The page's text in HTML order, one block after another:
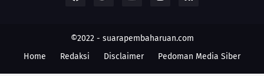
©2022 - suarapembaharuan.com
Home
Redaksi Disclaimer Pedoman Media Siber